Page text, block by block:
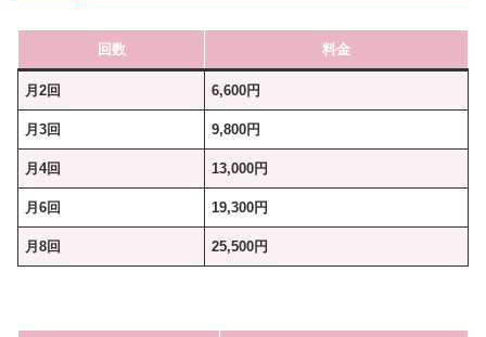
回数 料金
月2回 6,600円
月3回 9,800円
月4回 13,000円
月6回 19,300円
月8回 25,500円